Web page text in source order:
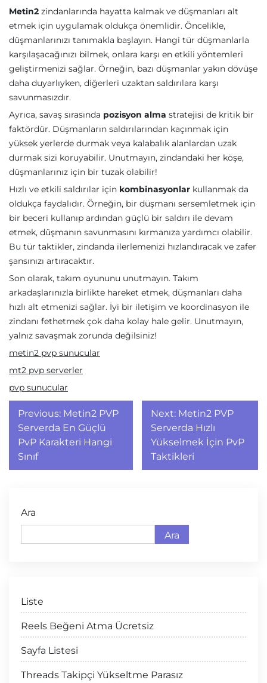
Metin2 zindanlarında hayatta kalmak ve düşmanları alt
etmek için uygulamak oldukça önemlidir. Öncelikle,
düşmanlarınızı tanımakla başlayın. Hangi tür düşmanlarla
karşılaşacağınızı bilmek, onlara karşı en etkili yöntemleri
geliştirmenizi sağlar. Örneğin, bazı düşmanlar yakın dövüşe
daha duyarlıyken, diğerleri uzaktan saldırılara karşı
savunmasızdır.
Ayrıca, savaş sırasında pozisyon alma stratejisi de kritik bir
faktördür. Düşmanların saldırılarından kaçınmak için
yüksek yerlerde durmak veya kalabalık alanlardan uzak
durmak sizi koruyabilir. Unutmayın, zindandaki her köşe,
düşmanlarınız için bir tuzak olabilir!
Hızlı ve etkili saldırılar için kombinasyonlar kullanmak da
oldukça faydalıdır. Örneğin, bir düşmanı sersemletmek için
bir beceri kullanıp ardından güçlü bir saldırı ile devam
etmek, düşmanın savunmasını kırmanıza yardımcı olabilir.
Bu tür taktikler, zindanda ilerlemenizi hızlandıracak ve zafer
şansınızı artıracaktır.
Son olarak, takım oyununu unutmayın. Takım
arkadaşlarınızla birlikte hareket etmek, düşmanları daha
hızlı alt etmenizi sağlar. İyi bir iletişim ve koordinasyon ile
zindanı fethetmek çok daha kolay hale gelir. Unutmayın,
yalnız savaşmak zorunda değilsiniz!
metin2 pvp sunucular
mt2 pvp serverler
pvp sunucular
Yazı
gezinmesi
Previous: Metin2 PVP
Serverda En Güçlü
PvP Karakteri Hangi
Sınıf
Next: Metin2 PVP
Serverda Hızlı
Yükselmek İçin PvP
Taktikleri
Ara
Ara
Liste
Reels Beğeni Atma Ücretsiz
Sayfa Listesi
Threads Takipçi Yükseltme Parasız